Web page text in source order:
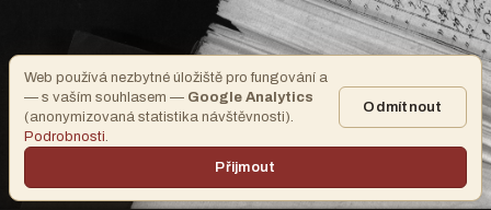
Web používá nezbytné úložiště pro fungování a
— s vaším souhlasem — Google Analytics
(anonymizovaná statistika návštěvnosti).
Podrobnosti.
Odmítnout
Přijmout